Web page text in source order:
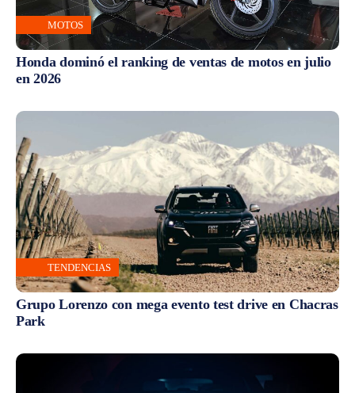
MOTOS
Honda dominó el ranking de ventas de motos en julio
en 2026
TENDENCIAS
Grupo Lorenzo con mega evento test drive en Chacras
Park